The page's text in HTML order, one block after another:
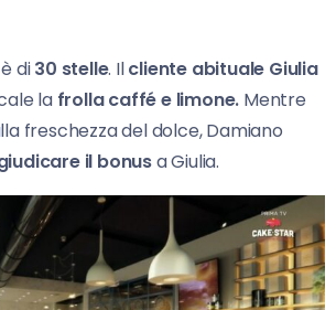
di30 stelle. Ilcliente abituale Giulia
la frolla caffé e limone. Mentre
freschezza del dolce, Damiano
il bonusa Giulia.